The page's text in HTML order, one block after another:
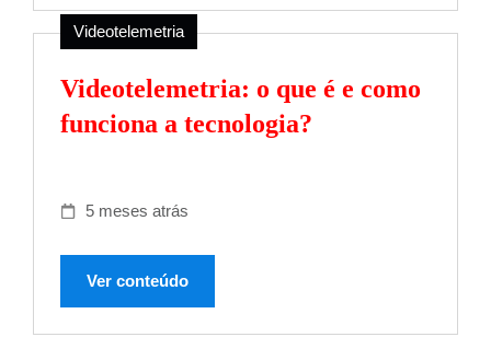
Videotelemetria
Videotelemetria: o que é e como
funciona a tecnologia?
5 meses atrás
Ver conteúdo